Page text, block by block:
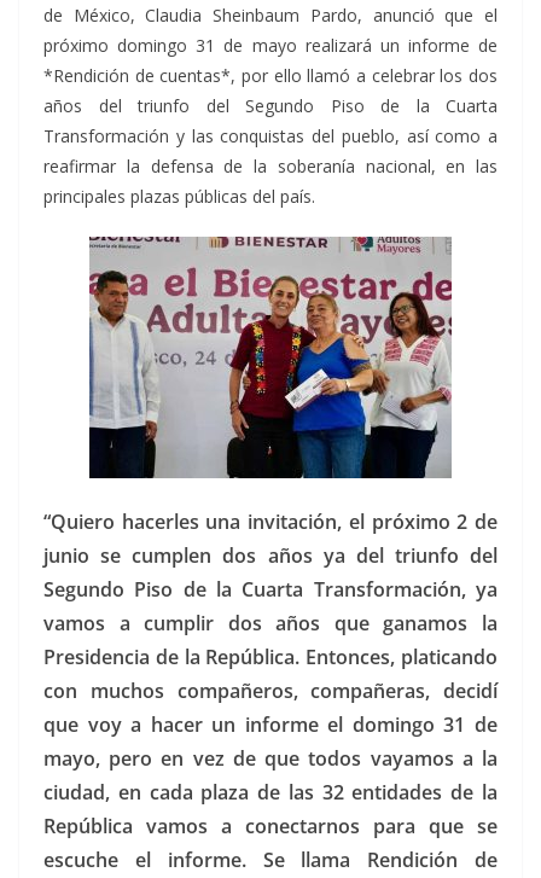
de México, Claudia Sheinbaum Pardo, anunció que el
próximo domingo 31 de mayo realizará un informe de
*Rendición de cuentas*, por ello llamó a celebrar los dos
años del triunfo del Segundo Piso de la Cuarta
Transformación y las conquistas del pueblo, así como a
reafirmar la defensa de la soberanía nacional, en las
principales plazas públicas del país.
“Quiero hacerles una invitación, el próximo 2 de
junio se cumplen dos años ya del triunfo del
Segundo Piso de la Cuarta Transformación, ya
vamos a cumplir dos años que ganamos la
Presidencia de la República. Entonces, platicando
con muchos compañeros, compañeras, decidí
que voy a hacer un informe el domingo 31 de
mayo, pero en vez de que todos vayamos a la
ciudad, en cada plaza de las 32 entidades de la
República vamos a conectarnos para que se
escuche el informe. Se llama Rendición de